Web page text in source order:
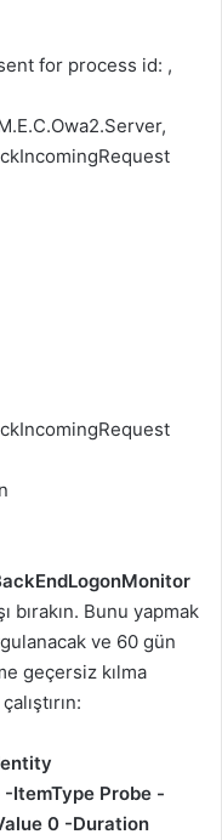
for process id: ,
bırakın. Bunu yapmak
ve 60 gün
geçersiz kılma
ItemType Probe -
0 -Duration